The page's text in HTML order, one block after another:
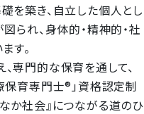
を築き、自立した個人とし
られ、身体的・精神的・社
す。
専門的な保育を通して、
保育専門士®」資格認定制
か社会』につながる道のひ